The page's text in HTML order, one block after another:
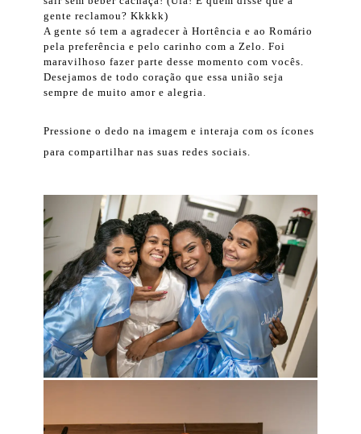
gente reclamou? Kkkkk)
A gente só tem a agradecer à Hortência e ao Romário
pela preferência e pelo carinho com a Zelo. Foi
maravilhoso fazer parte desse momento com vocês.
Desejamos de todo coração que essa união seja
sempre de muito amor e alegria.
Pressione o dedo na imagem e interaja com os ícones
para compartilhar nas suas redes sociais.